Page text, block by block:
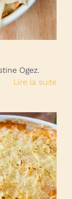
Ogez.
Lire la suite